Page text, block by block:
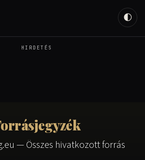
🌓
HIRDETÉS
— Összes hivatkozott forrás